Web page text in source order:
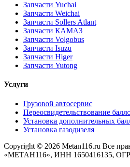
Запчасти Yuchai
Запчасти Weichai
Запчасти Sollers Atlant
Запчасти КАМАЗ
Запчасти Volgobus
Запчасти Isuzu
Запчасти Higer
Запчасти Yutong
Услуги
Грузовой автосервис
Переосвидетельствование
Установка дополнительных
Установка газодизеля
Copyright © 2026 Metan116.ru Все
«МЕТАН116», ИНН 1650416135,